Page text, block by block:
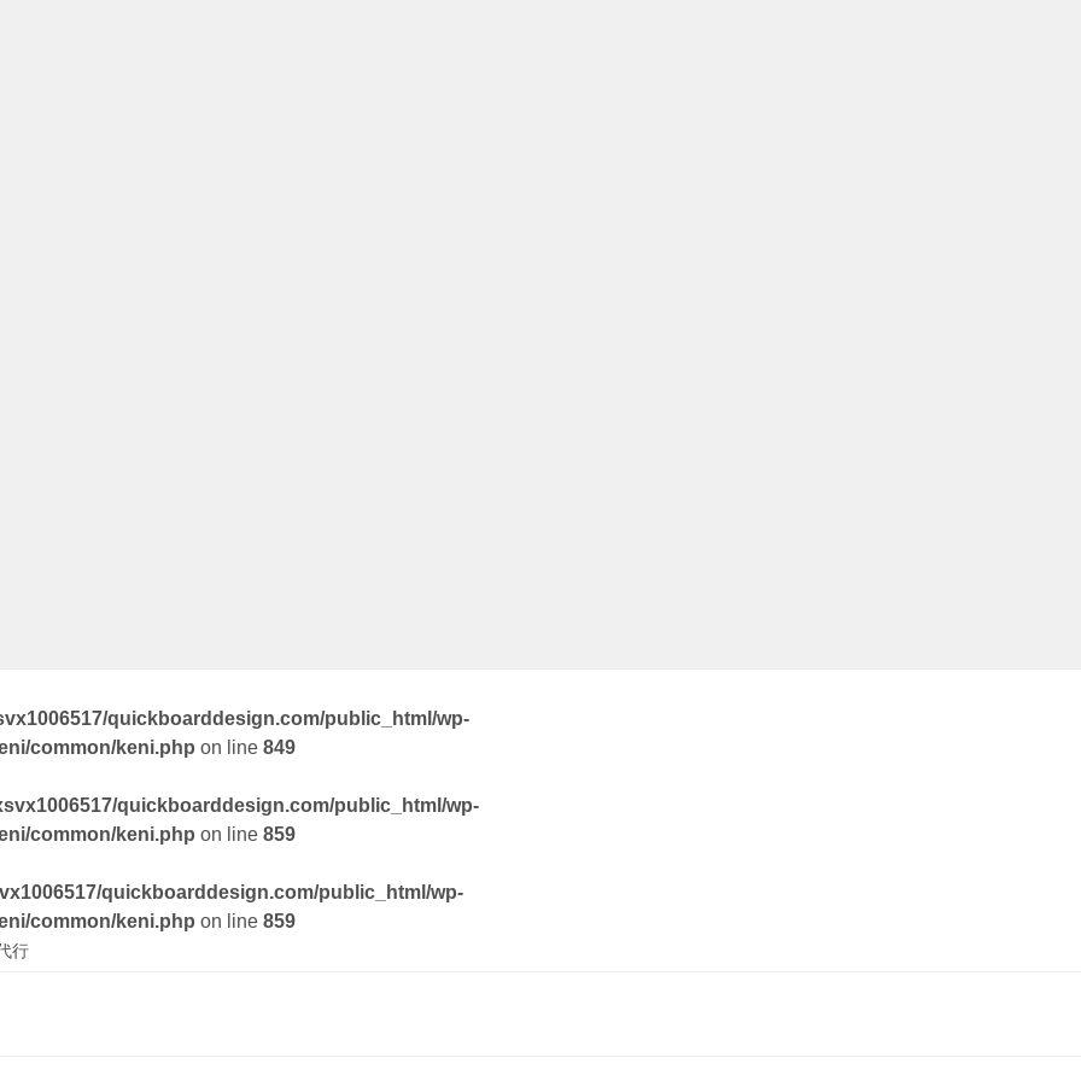
quickboarddesign.com/public_html/wp-
common/keni.php on line 849
quickboarddesign.com/public_html/wp-
common/keni.php on line 859
quickboarddesign.com/public_html/wp-
common/keni.php on line 859
行